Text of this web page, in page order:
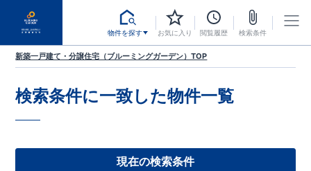
物件を探す お気に入り 閲覧履歴 検索条件
新築一戸建て・分譲住宅（ブルーミングガーデン）TOP
検索条件に一致した物件一覧
現在の検索条件